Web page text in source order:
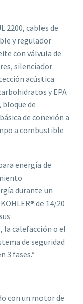
2200, cables de
y regulador
con válvula de
silenciador
acústica
y EPA
de
de conexión a
a combustible
energía de
durante un
de 14/20
calefacción o el
de seguridad
3 fases.*
con un motor de